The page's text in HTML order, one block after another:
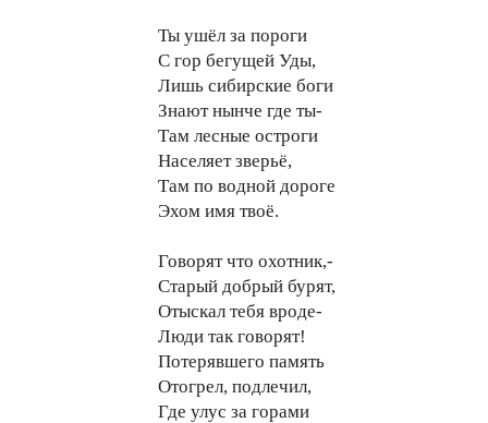
Ты ушёл за пороги
С гор бегущей Уды,
Лишь сибирские боги
Знают нынче где ты-
Там лесные остроги
Населяет зверьё,
Там по водной дороге
Эхом имя твоё.
Говорят что охотник,-
Старый добрый бурят,
Отыскал тебя вроде-
Люди так говорят!
Потерявшего память
Отогрел, подлечил,
Где улус за горами